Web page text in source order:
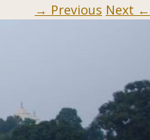
← Previous
Next →